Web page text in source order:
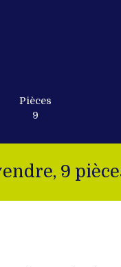
Pièces
9
9